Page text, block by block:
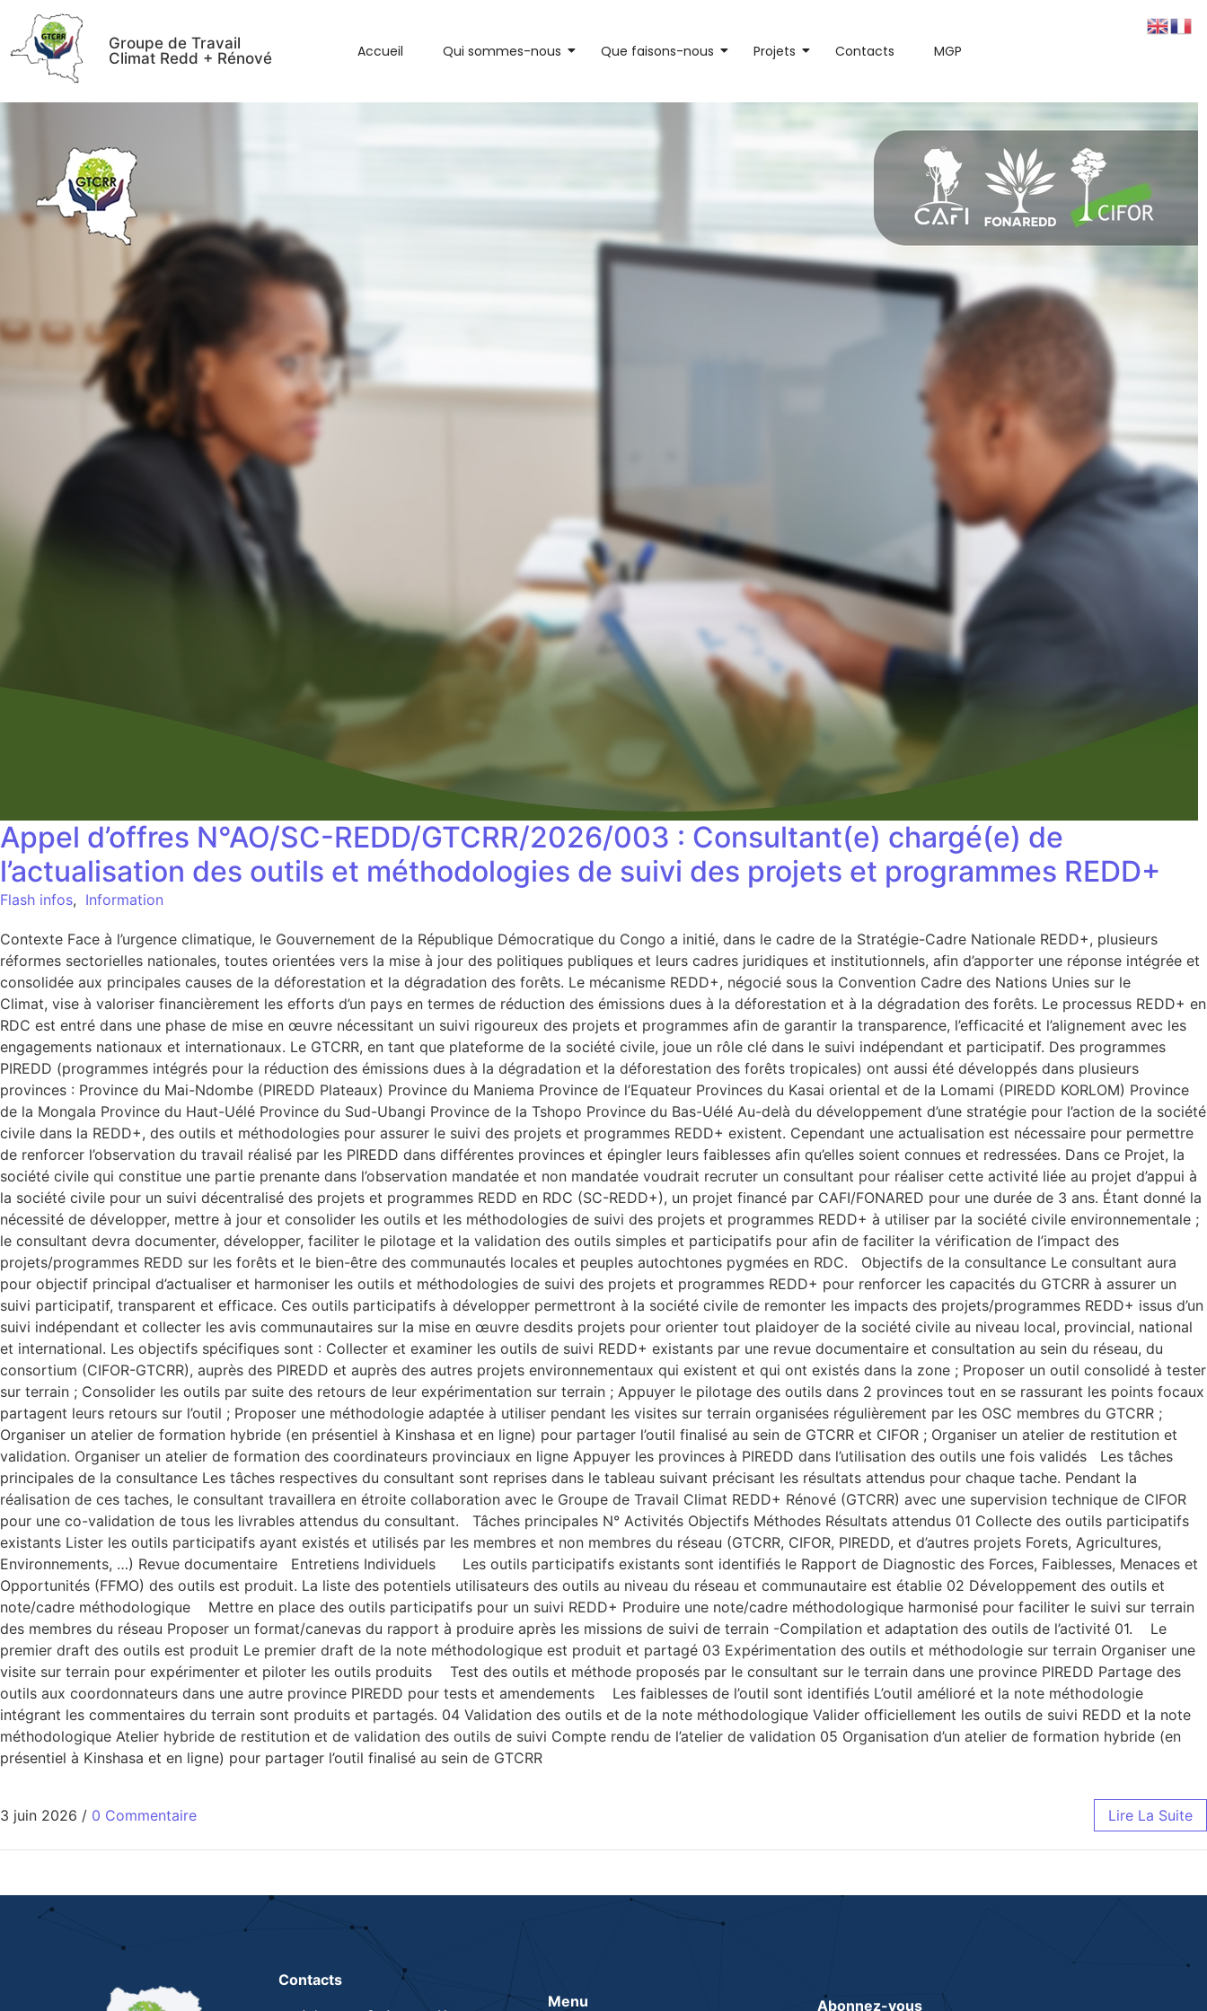
Groupe de Travail
Climat Redd + Rénové
Accueil Qui sommes-nous Que faisons-nous Projets Contacts MGP
Appel d’offres N°AO/SC-REDD/GTCRR/2026/003 : Consultant(e) chargé(e) de
l’actualisation des outils et méthodologies de suivi des projets et programmes REDD+
Flash infos, Information
Contexte Face à l’urgence climatique, le Gouvernement de la République Démocratique du Congo a initié, dans le cadre de la Stratégie-Cadre Nationale REDD+, plusieurs
réformes sectorielles nationales, toutes orientées vers la mise à jour des politiques publiques et leurs cadres juridiques et institutionnels, afin d’apporter une réponse intégrée et
consolidée aux principales causes de la déforestation et la dégradation des forêts. Le mécanisme REDD+, négocié sous la Convention Cadre des Nations Unies sur le
Climat, vise à valoriser financièrement les efforts d’un pays en termes de réduction des émissions dues à la déforestation et à la dégradation des forêts. Le processus REDD+ en
RDC est entré dans une phase de mise en œuvre nécessitant un suivi rigoureux des projets et programmes afin de garantir la transparence, l’efficacité et l’alignement avec les
engagements nationaux et internationaux. Le GTCRR, en tant que plateforme de la société civile, joue un rôle clé dans le suivi indépendant et participatif. Des programmes
PIREDD (programmes intégrés pour la réduction des émissions dues à la dégradation et la déforestation des forêts tropicales) ont aussi été développés dans plusieurs
provinces : Province du Mai-Ndombe (PIREDD Plateaux) Province du Maniema Province de l’Equateur Provinces du Kasai oriental et de la Lomami (PIREDD KORLOM) Province
de la Mongala Province du Haut-Uélé Province du Sud-Ubangi Province de la Tshopo Province du Bas-Uélé Au-delà du développement d’une stratégie pour l’action de la société
civile dans la REDD+, des outils et méthodologies pour assurer le suivi des projets et programmes REDD+ existent. Cependant une actualisation est nécessaire pour permettre
de renforcer l’observation du travail réalisé par les PIREDD dans différentes provinces et épingler leurs faiblesses afin qu’elles soient connues et redressées. Dans ce Projet, la
société civile qui constitue une partie prenante dans l’observation mandatée et non mandatée voudrait recruter un consultant pour réaliser cette activité liée au projet d’appui à
la société civile pour un suivi décentralisé des projets et programmes REDD en RDC (SC-REDD+), un projet financé par CAFI/FONARED pour une durée de 3 ans. Étant donné la
nécessité de développer, mettre à jour et consolider les outils et les méthodologies de suivi des projets et programmes REDD+ à utiliser par la société civile environnementale ;
le consultant devra documenter, développer, faciliter le pilotage et la validation des outils simples et participatifs pour afin de faciliter la vérification de l’impact des
projets/programmes REDD sur les forêts et le bien-être des communautés locales et peuples autochtones pygmées en RDC. Objectifs de la consultance Le consultant aura
pour objectif principal d’actualiser et harmoniser les outils et méthodologies de suivi des projets et programmes REDD+ pour renforcer les capacités du GTCRR à assurer un
suivi participatif, transparent et efficace. Ces outils participatifs à développer permettront à la société civile de remonter les impacts des projets/programmes REDD+ issus d’un
suivi indépendant et collecter les avis communautaires sur la mise en œuvre desdits projets pour orienter tout plaidoyer de la société civile au niveau local, provincial, national
et international. Les objectifs spécifiques sont : Collecter et examiner les outils de suivi REDD+ existants par une revue documentaire et consultation au sein du réseau, du
consortium (CIFOR-GTCRR), auprès des PIREDD et auprès des autres projets environnementaux qui existent et qui ont existés dans la zone ; Proposer un outil consolidé à tester
sur terrain ; Consolider les outils par suite des retours de leur expérimentation sur terrain ; Appuyer le pilotage des outils dans 2 provinces tout en se rassurant les points focaux
partagent leurs retours sur l’outil ; Proposer une méthodologie adaptée à utiliser pendant les visites sur terrain organisées régulièrement par les OSC membres du GTCRR ;
Organiser un atelier de formation hybride (en présentiel à Kinshasa et en ligne) pour partager l’outil finalisé au sein de GTCRR et CIFOR ; Organiser un atelier de restitution et
validation. Organiser un atelier de formation des coordinateurs provinciaux en ligne Appuyer les provinces à PIREDD dans l’utilisation des outils une fois validés Les tâches
principales de la consultance Les tâches respectives du consultant sont reprises dans le tableau suivant précisant les résultats attendus pour chaque tache. Pendant la
réalisation de ces taches, le consultant travaillera en étroite collaboration avec le Groupe de Travail Climat REDD+ Rénové (GTCRR) avec une supervision technique de CIFOR
pour une co-validation de tous les livrables attendus du consultant. Tâches principales N° Activités Objectifs Méthodes Résultats attendus 01 Collecte des outils participatifs
existants Lister les outils participatifs ayant existés et utilisés par les membres et non membres du réseau (GTCRR, CIFOR, PIREDD, et d’autres projets Forets, Agricultures,
Environnements, …) Revue documentaire Entretiens Individuels Les outils participatifs existants sont identifiés le Rapport de Diagnostic des Forces, Faiblesses, Menaces et
Opportunités (FFMO) des outils est produit. La liste des potentiels utilisateurs des outils au niveau du réseau et communautaire est établie 02 Développement des outils et
note/cadre méthodologique Mettre en place des outils participatifs pour un suivi REDD+ Produire une note/cadre méthodologique harmonisé pour faciliter le suivi sur terrain
des membres du réseau Proposer un format/canevas du rapport à produire après les missions de suivi de terrain -Compilation et adaptation des outils de l’activité 01. Le
premier draft des outils est produit Le premier draft de la note méthodologique est produit et partagé 03 Expérimentation des outils et méthodologie sur terrain Organiser une
visite sur terrain pour expérimenter et piloter les outils produits Test des outils et méthode proposés par le consultant sur le terrain dans une province PIREDD Partage des
outils aux coordonnateurs dans une autre province PIREDD pour tests et amendements Les faiblesses de l’outil sont identifiés L’outil amélioré et la note méthodologie
intégrant les commentaires du terrain sont produits et partagés. 04 Validation des outils et de la note méthodologique Valider officiellement les outils de suivi REDD et la note
méthodologique Atelier hybride de restitution et de validation des outils de suivi Compte rendu de l’atelier de validation 05 Organisation d’un atelier de formation hybride (en
présentiel à Kinshasa et en ligne) pour partager l’outil finalisé au sein de GTCRR
3 juin 2026 / 0 Commentaire Lire La Suite
Contacts
Menu Abonnez-vous